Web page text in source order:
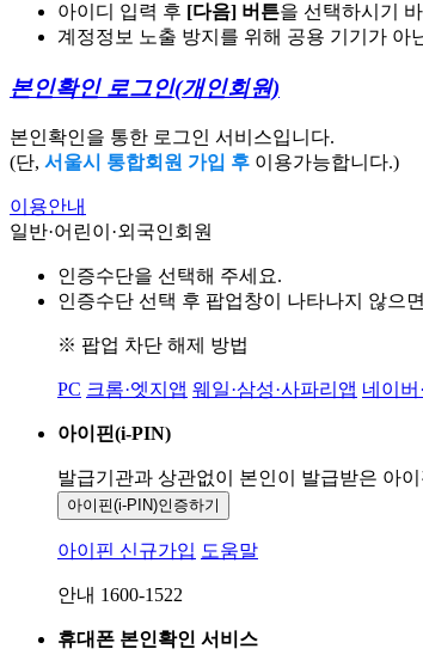
아이디 입력 후 [다음] 버튼을 선택하시기
계정정보 노출 방지를 위해 공용 기기가 아
본인확인 로그인(개인회원)
본인확인을 통한 로그인 서비스입니다.
(단, 서울시 통합회원 가입 후 이용가능합니다.)
이용안내
일반·어린이·외국인회원
인증수단을 선택해 주세요.
인증수단 선택 후 팝업창이 나타나지 않으
※ 팝업 차단 해제 방법
PC 크롬·엣지앱 웨일·삼성·사파리앱 네이버
아이핀(i-PIN)
발급기관과 상관없이 본인이 발급받은 아
아이핀(i-PIN)인증하기
아이핀 신규가입 도움말
안내 1600-1522
휴대폰 본인확인 서비스